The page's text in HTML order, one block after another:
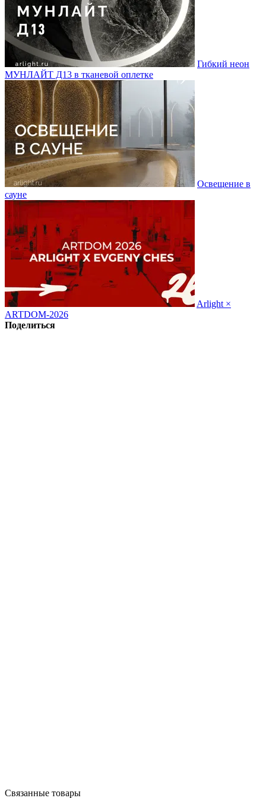
Гибкий неон
МУНЛАЙТ Д13 в тканевой оплетке
Освещение в
сауне
Arlight ×
ARTDOM-2026
Поделиться
Связанные товары